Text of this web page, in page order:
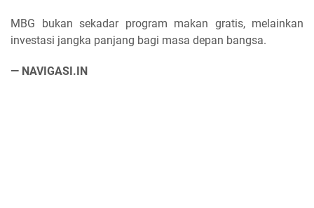
MBG bukan sekadar program makan gratis, melainkan
investasi jangka panjang bagi masa depan bangsa.
— NAVIGASI.IN